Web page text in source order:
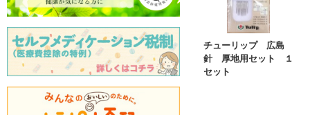
チューリップ 広島
針 厚地用セット １
セット